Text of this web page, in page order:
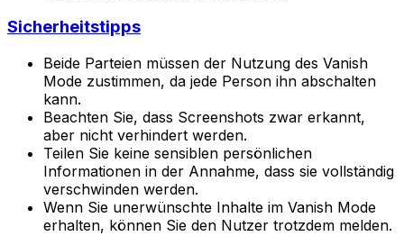
Sicherheitstipps
Beide Parteien müssen der Nutzung des Vanish
Mode zustimmen, da jede Person ihn abschalten
kann.
Beachten Sie, dass Screenshots zwar erkannt,
aber nicht verhindert werden.
Teilen Sie keine sensiblen persönlichen
Informationen in der Annahme, dass sie vollständig
verschwinden werden.
Wenn Sie unerwünschte Inhalte im Vanish Mode
erhalten, können Sie den Nutzer trotzdem melden.